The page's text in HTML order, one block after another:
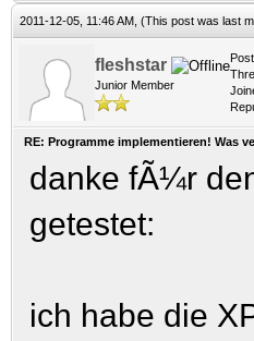
2011-12-05, 11:46 AM, (This post was last
fleshstar
Junior Member
RE: Programme implementieren! Was
danke fÃ¼r
getestet:
ich habe die